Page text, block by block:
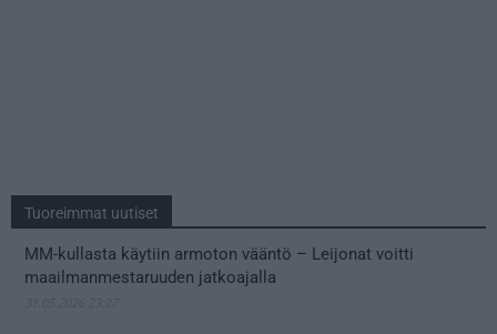
Tuoreimmat uutiset
MM-kullasta käytiin armoton vääntö – Leijonat voitti
maailmanmestaruuden jatkoajalla